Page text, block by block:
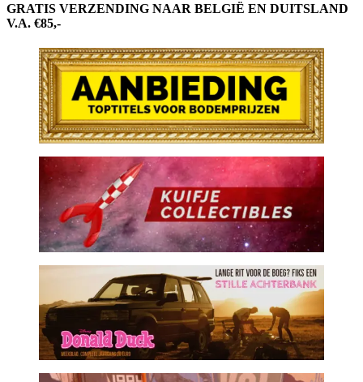
GRATIS VERZENDING NAAR BELGIË EN DUITSLAND
V.A. €85,-